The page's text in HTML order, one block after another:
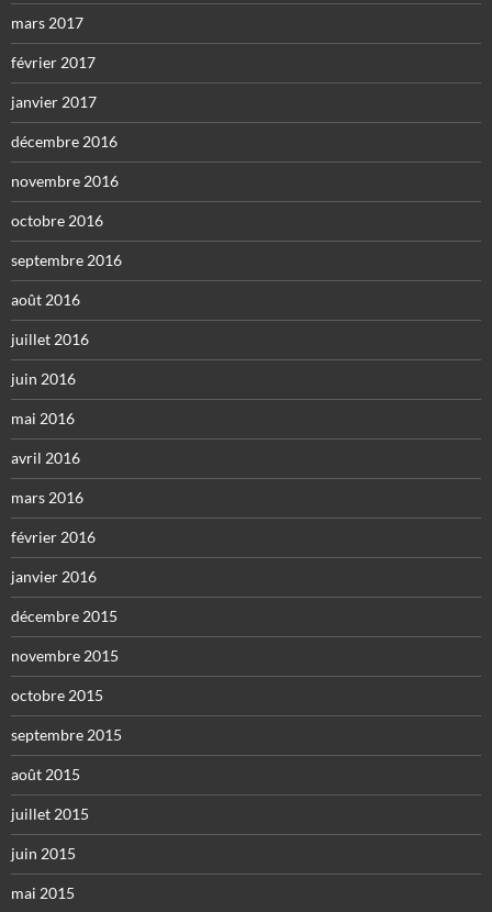
mars 2017
février 2017
janvier 2017
décembre 2016
novembre 2016
octobre 2016
septembre 2016
août 2016
juillet 2016
juin 2016
mai 2016
avril 2016
mars 2016
février 2016
janvier 2016
décembre 2015
novembre 2015
octobre 2015
septembre 2015
août 2015
juillet 2015
juin 2015
mai 2015